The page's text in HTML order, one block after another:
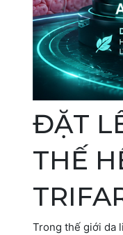
ĐẶT
THẾ
Trong thế giới da